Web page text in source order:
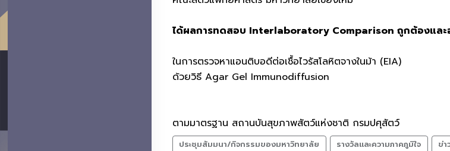
ได้ผลการทดสอบ Interlaboratory Comparison ถูกต้องและ
ในการตรวจหาแอนติบอดีต่อเชื้อไวรัสโลหิตจางในม้า (EIA)
ด้วยวิธี Agar Gel Immunodiffusion
ตามมาตรฐาน สถานบันสุขภาพสัตว์แห่งชาติ กรมปศุสัตว์
ประชุมสัมมนา/กิจกรรมของมหาวิทยาลัย รางวัลและความภาคภูมิใจ ข่า